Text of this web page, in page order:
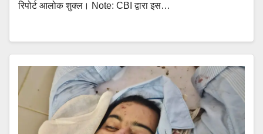
रिपोर्ट आलोक शुक्ल। Note: CBI द्वारा इस…